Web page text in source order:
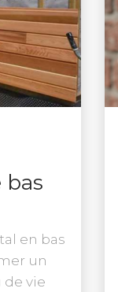
bas
en bas
un
de vie